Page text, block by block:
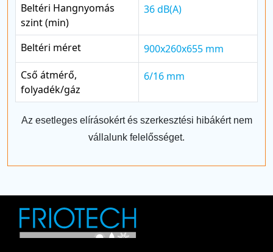
Beltéri Hangnyomás
szint (min)
36 dB(A)
Beltéri méret
900x260x655 mm
Cső átmérő,
folyadék/gáz
6/16 mm
Az esetleges elírásokért és szerkesztési hibákért nem
vállalunk felelősséget.